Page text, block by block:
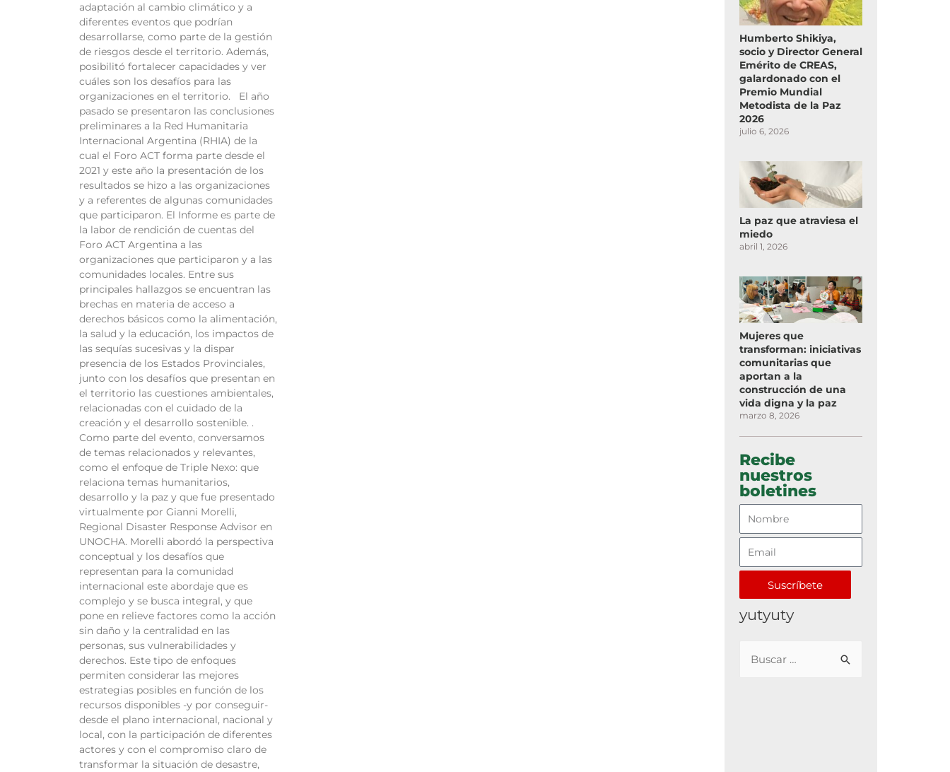
adaptación al cambio climático y a
diferentes eventos que podrían
desarrollarse, como parte de la gestión
de riesgos desde el territorio. Además,
posibilitó fortalecer capacidades y ver
cuáles son los desafíos para las
organizaciones en el territorio. El año
pasado se presentaron las conclusiones
preliminares a la Red Humanitaria
Internacional Argentina (RHIA) de la
cual el Foro ACT forma parte desde el
2021 y este año la presentación de los
resultados se hizo a las organizaciones
y a referentes de algunas comunidades
que participaron. El Informe es parte de
la labor de rendición de cuentas del
Foro ACT Argentina a las
organizaciones que participaron y a las
comunidades locales. Entre sus
principales hallazgos se encuentran las
brechas en materia de acceso a
derechos básicos como la alimentación,
la salud y la educación, los impactos de
las sequías sucesivas y la dispar
presencia de los Estados Provinciales,
junto con los desafíos que presentan en
el territorio las cuestiones ambientales,
relacionadas con el cuidado de la
creación y el desarrollo sostenible. .
Como parte del evento, conversamos
de temas relacionados y relevantes,
como el enfoque de Triple Nexo: que
relaciona temas humanitarios,
desarrollo y la paz y que fue presentado
virtualmente por Gianni Morelli,
Regional Disaster Response Advisor en
UNOCHA. Morelli abordó la perspectiva
conceptual y los desafíos que
representan para la comunidad
internacional este abordaje que es
complejo y se busca integral, y que
pone en relieve factores como la acción
sin daño y la centralidad en las
personas, sus vulnerabilidades y
derechos. Este tipo de enfoques
permiten considerar las mejores
estrategias posibles en función de los
recursos disponibles -y por conseguir-
desde el plano internacional, nacional y
local, con la participación de diferentes
actores y con el compromiso claro de
transformar la situación de desastre,
Humberto Shikiya,
socio y Director General
Emérito de CREAS,
galardonado con el
Premio Mundial
Metodista de la Paz
2026
julio 6, 2026
La paz que atraviesa el
miedo
abril 1, 2026
Mujeres que
transforman: iniciativas
comunitarias que
aportan a la
construcción de una
vida digna y la paz
marzo 8, 2026
Recibe
nuestros
boletines
Suscríbete
yutyuty